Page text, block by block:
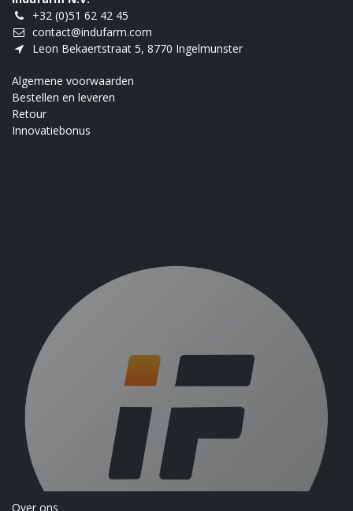
+32 (0)51 62 42 45
contact@indufarm.com
Leon Bekaertstraat 5, 8770 Ingelmunster
Algemene voorwaarden
Bestellen en leveren
Retour
Innovatiebonus
Over ons